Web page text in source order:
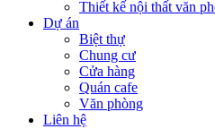
Thiết kế nội thất văn
Dự án
Biệt thự
Chung cư
Cửa hàng
Quán cafe
Văn phòng
Liên hệ